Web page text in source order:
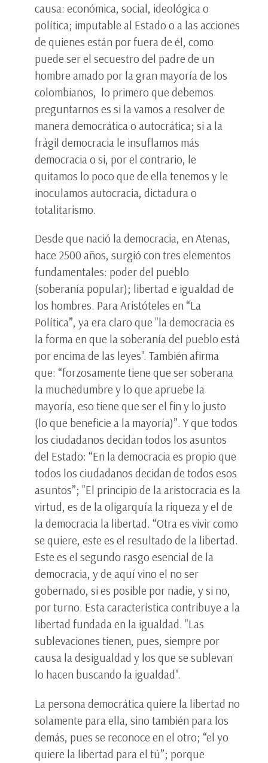
causa: económica, social, ideológica o
política; imputable al Estado o a las acciones
de quienes están por fuera de él, como
puede ser el secuestro del padre de un
hombre amado por la gran mayoría de los
colombianos, lo primero que debemos
preguntarnos es si la vamos a resolver de
manera democrática o autocrática; si a la
frágil democracia le insuflamos más
democracia o si, por el contrario, le
quitamos lo poco que de ella tenemos y le
inoculamos autocracia, dictadura o
totalitarismo.
Desde que nació la democracia, en Atenas,
hace 2500 años, surgió con tres elementos
fundamentales: poder del pueblo
(soberanía popular); libertad e igualdad de
los hombres. Para Aristóteles en “La
Política”, ya era claro que "la democracia es
la forma en que la soberanía del pueblo está
por encima de las leyes". También afirma
que: “forzosamente tiene que ser soberana
la muchedumbre y lo que apruebe la
mayoría, eso tiene que ser el fin y lo justo
(lo que beneficie a la mayoría)”. Y que todos
los ciudadanos decidan todos los asuntos
del Estado: “En la democracia es propio que
todos los ciudadanos decidan de todos esos
asuntos”; "El principio de la aristocracia es la
virtud, es de la oligarquía la riqueza y el de
la democracia la libertad. “Otra es vivir como
se quiere, este es el resultado de la libertad.
Este es el segundo rasgo esencial de la
democracia, y de aquí vino el no ser
gobernado, si es posible por nadie, y si no,
por turno. Esta característica contribuye a la
libertad fundada en la igualdad. "Las
sublevaciones tienen, pues, siempre por
causa la desigualdad y los que se sublevan
lo hacen buscando la igualdad".
La persona democrática quiere la libertad no
solamente para ella, sino también para los
demás, pues se reconoce en el otro; “el yo
quiere la libertad para el tú”; porque